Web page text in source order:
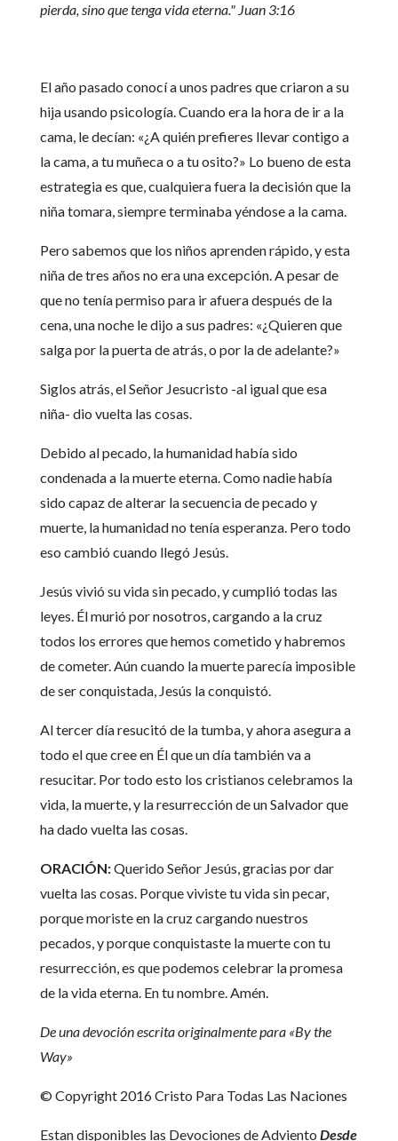
pierda, sino que tenga vida eterna." Juan 3:16
El año pasado conocí a unos padres que criaron a su
hija usando psicología. Cuando era la hora de ir a la
cama, le decían: «¿A quién prefieres llevar contigo a
la cama, a tu muñeca o a tu osito?» Lo bueno de esta
estrategia es que, cualquiera fuera la decisión que la
niña tomara, siempre terminaba yéndose a la cama.
Pero sabemos que los niños aprenden rápido, y esta
niña de tres años no era una excepción. A pesar de
que no tenía permiso para ir afuera después de la
cena, una noche le dijo a sus padres: «¿Quieren que
salga por la puerta de atrás, o por la de adelante?»
Siglos atrás, el Señor Jesucristo -al igual que esa
niña- dio vuelta las cosas.
Debido al pecado, la humanidad había sido
condenada a la muerte eterna. Como nadie había
sido capaz de alterar la secuencia de pecado y
muerte, la humanidad no tenía esperanza. Pero todo
eso cambió cuando llegó Jesús.
Jesús vivió su vida sin pecado, y cumplió todas las
leyes. Él murió por nosotros, cargando a la cruz
todos los errores que hemos cometido y habremos
de cometer. Aún cuando la muerte parecía imposible
de ser conquistada, Jesús la conquistó.
Al tercer día resucitó de la tumba, y ahora asegura a
todo el que cree en Él que un día también va a
resucitar. Por todo esto los cristianos celebramos la
vida, la muerte, y la resurrección de un Salvador que
ha dado vuelta las cosas.
ORACIÓN:Querido Señor Jesús, gracias por dar
vuelta las cosas. Porque viviste tu vida sin pecar,
porque moriste en la cruz cargando nuestros
pecados, y porque conquistaste la muerte con tu
resurrección, es que podemos celebrar la promesa
de la vida eterna. En tu nombre. Amén.
De una devoción escrita originalmente para «By the
Way»
© Copyright 2016 Cristo Para Todas Las Naciones
Estan disponibles las Devociones de Adviento Desde